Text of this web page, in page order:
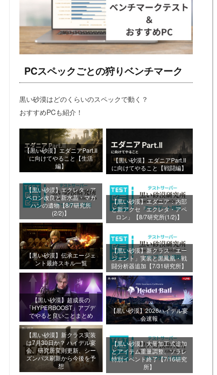
PCスペックごとの狩りベンチマーク
黒い砂漠はどのくらいのスペックで動く？
おすすめPCも紹介！
【黒い砂漠】エダニアPart.II
に向けてやること【生活
編】
【黒い砂漠】エダニアPart.II
に向けてやること【戦闘編】
【黒い砂漠】エクレタ・ア
ペロン改良と新水晶・マガ
ハンの遺物【8/7研究所
(2/2)】
【黒い砂漠】エダニア：内部
と新アクセ「エクレタ・アペ
ロン」【8/7研究所(1/2)】
【黒い砂漠】伝承エージェ
ント最終スキル一覧
【黒い砂漠】新クラス「エー
ジェント」実装と黒鳳凰・戦
闘分析器追加【7/31研究所】
【黒い砂漠】超成長の
「HYPERBOOST」アプデ
でやると良いことまとめ
【黒い砂漠】2026ハイデル宴
会速報
【黒い砂漠】新クラス実装
は7月30日か？ ハイデル宴
会、研究所変則更新、シー
ズンパス刷新から今後を予
想
【黒い砂漠】大量加工式追加
とアイテム重量調整、ソラレ
特別イベント終了【7/16研究
所】